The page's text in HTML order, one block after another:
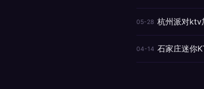
05-28 杭州派对ktv
04-14 石家庄迷你